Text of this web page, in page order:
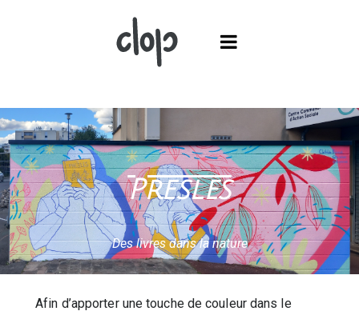
Presles
Des livres dans la nature
Afin d’apporter une touche de couleur dans le